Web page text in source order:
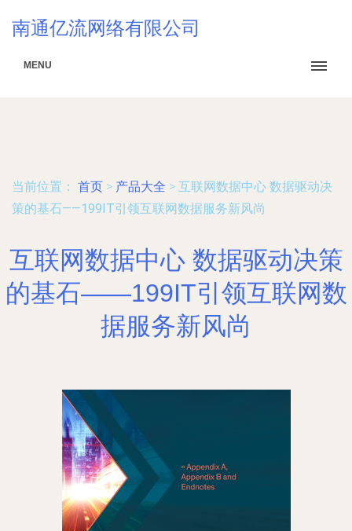
南通亿流网络有限公司
MENU
当前位置： 首页 > 产品大全 > 互联网数据中心 数据驱动决
策的基石——199IT引领互联网数据服务新风尚
互联网数据中心 数据驱动决策
的基石——199IT引领互联网数
据服务新风尚